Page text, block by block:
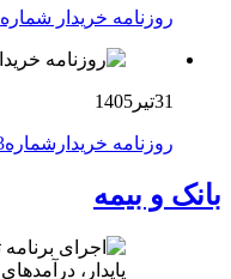
روزنامه خریدار شماره 2194
31تیر1405
روزنامه خریدارشماره2193
بانک و بیمه